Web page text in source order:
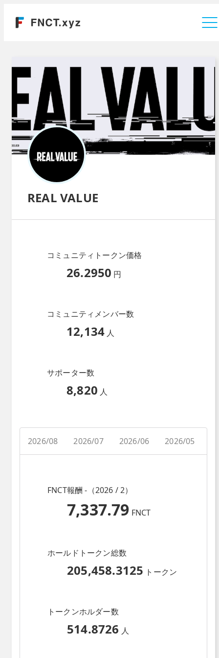
REAL VALUE
コミュニティトークン価格
26.2950 円
コミュニティメンバー数
12,134 人
サポーター数
8,820 人
2026/08 2026/07 2026/06 2026/05
FNCT報酬 -（2026 / 2）
7,337.79 FNCT
ホールドトークン総数
205,458.3125 トークン
トークンホルダー数
514.8726 人